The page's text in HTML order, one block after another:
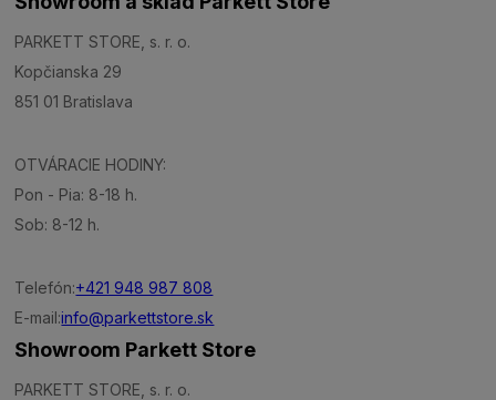
PARKETT STORE, s. r. o.
Kopčianska 29
851 01 Bratislava
OTVÁRACIE HODINY:
Pon - Pia: 8-18 h.
Sob: 8-12 h.
Telefón:+421 948 987 808
E-mail:info@parkettstore.sk
Showroom Parkett Store
PARKETT STORE, s. r. o.